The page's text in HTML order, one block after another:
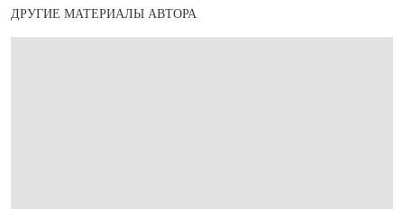
ДРУГИЕ МАТЕРИАЛЫ АВТОРА